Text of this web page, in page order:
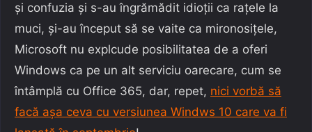
și confuzia și s-au îngrămădit idioții ca rațele la
muci, și-au început să se vaite ca mironosițele,
Microsoft nu explcude posibilitatea de a oferi
Windows ca pe un alt serviciu oarecare, cum se
întâmplă cu Office 365, dar, repet, nici vorbă să
facă așa ceva cu versiunea Windws 10 care va fi